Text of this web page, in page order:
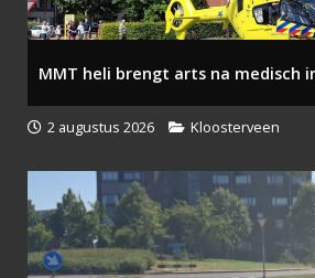
MMT heli brengt arts na medisch
2 augustus 2026 Kloosterveen